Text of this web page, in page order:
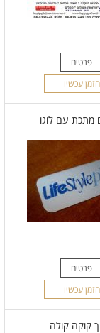
פרטים
הזמן עכשיו
עם לוגו
פרטים
הזמן עכשיו
קוקה קולה